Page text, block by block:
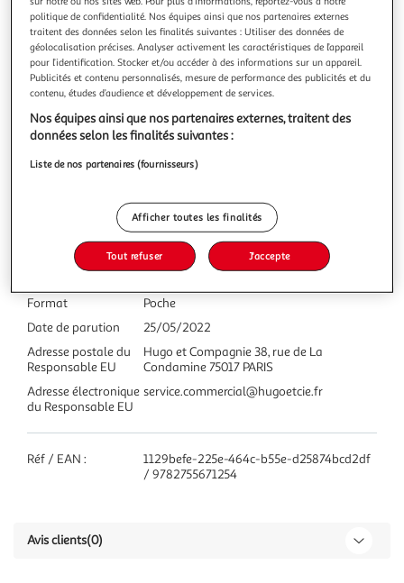
sont liés depuis l'enfance. C'est bien simple : les parents de
Lex ont pris soin de Charlie et l'ont éduquée comme leur
propre fille. Aujourd'hui devenus adultes, ils peinent à
nommer l'émotion qui existe entre eux... Serait-ce alors de
l'am
En savoir +
Vous voulez connaître le prix de ce produit ?
Afficher le prix
Format
Poche
Date de parution
25/05/2022
Adresse postale du
Responsable EU
Hugo et Compagnie 38, rue de La
Condamine 75017 PARIS
Adresse électronique
du Responsable EU
service.commercial@hugoetcie.fr
Réf / EAN :
1129befe-225e-464c-b55e-d25874bcd2df
/ 9782755671254
Avis clients(0)
politique de confidentialité. Nos équipes ainsi que nos partenaires externes
traitent des données selon les finalités suivantes : Utiliser des données de
géolocalisation précises. Analyser activement les caractéristiques de l’appareil
pour l’identification. Stocker et/ou accéder à des informations sur un appareil.
Publicités et contenu personnalisés, mesure de performance des publicités et du
contenu, études d’audience et développement de services.
Nos équipes ainsi que nos partenaires externes, traitent des
données selon les finalités suivantes :
Liste de nos partenaires (fournisseurs)
Afficher toutes les finalités
Tout refuser J'accepte